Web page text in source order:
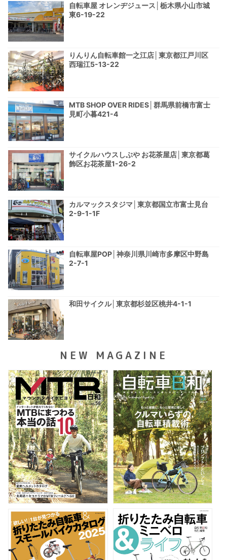
自転車屋 オレンヂジュース│栃木県小山市城
東6-19-22
りんりん自転車館一之江店│東京都江戸川区
西瑞江5-13-22
MTB SHOP OVER RIDES│群馬県前橋市富士
見町小暮421-4
サイクルハウスしぶや お花茶屋店│東京都葛
飾区お花茶屋1-26-2
カルマックスタジマ│東京都国立市富士見台
2-9-1-1F
自転車屋POP│神奈川県川崎市多摩区中野島
2-7-1
和田サイクル│東京都杉並区桃井4-1-1
NEW MAGAZINE